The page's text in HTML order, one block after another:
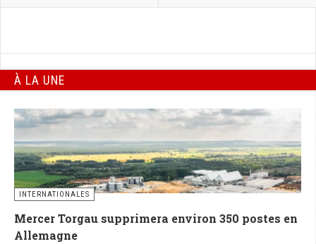
À LA UNE
INTERNATIONALES
Mercer Torgau supprimera environ 350 postes en
Allemagne